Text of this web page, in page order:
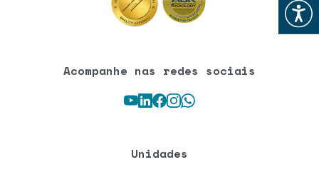
Abrir
Acompanhe nas redes sociais
Youtube
LinkedIn
Facebook
Instagram
WhatsApp
Unidades